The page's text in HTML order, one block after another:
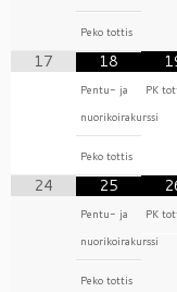
Peko tottis
17 18
Pentu- ja
nuorikoirakurssi
Peko tottis
PK
24 25
Pentu- ja
nuorikoirakurssi
Peko tottis
PK